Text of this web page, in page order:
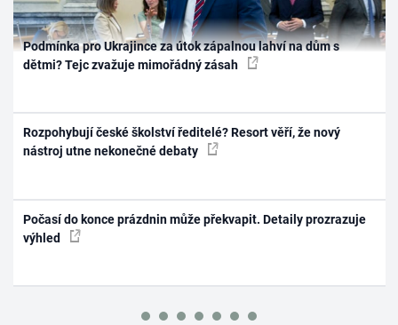
Podmínka pro Ukrajince za útok zápalnou lahví na dům s
dětmi? Tejc zvažuje mimořádný zásah
Rozpohybují české školství ředitelé? Resort věří, že nový
nástroj utne nekonečné debaty
Počasí do konce prázdnin může překvapit. Detaily prozrazuje
výhled